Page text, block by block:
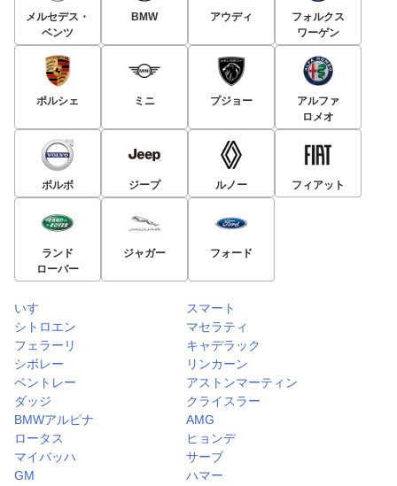
メルセデス・
ベンツ
BMW アウディ
フォルクス
ワーゲン
ポルシェ ミニ プジョー
アルファ
ロメオ
ボルボ ジープ ルノー フィアット
ランド
ローバー
ジャガー フォード
いすゞ
スマート
シトロエン
マセラティ
フェラーリ
キャデラック
シボレー
リンカーン
ベントレー
アストンマーティン
ダッジ
クライスラー
BMWアルピナ
AMG
ロータス
ヒョンデ
マイバッハ
サーブ
GM
ハマー